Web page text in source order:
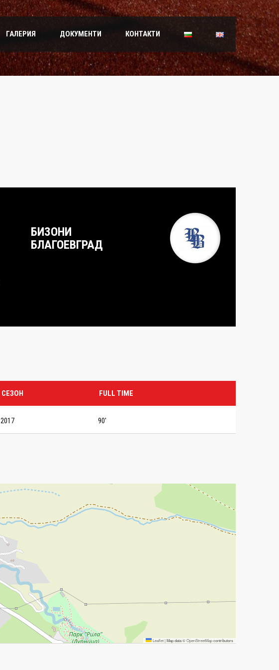
ГАЛЕРИЯ ДОКУМЕНТИ КОНТАКТИ
БИЗОНИ
БЛАГОЕВГРАД
СЕЗОН FULL TIME
2017 90'
Leaflet|Map data ©OpenStreetMapcontributors